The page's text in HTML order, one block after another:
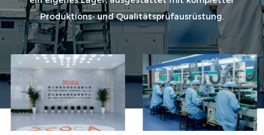
Produktions- und Qualitätsprüfausrüstung.
Fabrikhalle Produktionslinie